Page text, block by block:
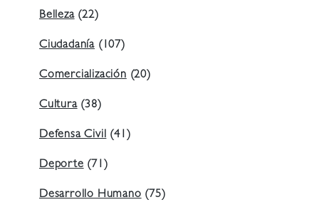
Belleza(22)
Ciudadanía (107)
Comercialización (20)
Cultura(38)
Defensa Civil (41)
Deporte (71)
Desarrollo Humano (75)